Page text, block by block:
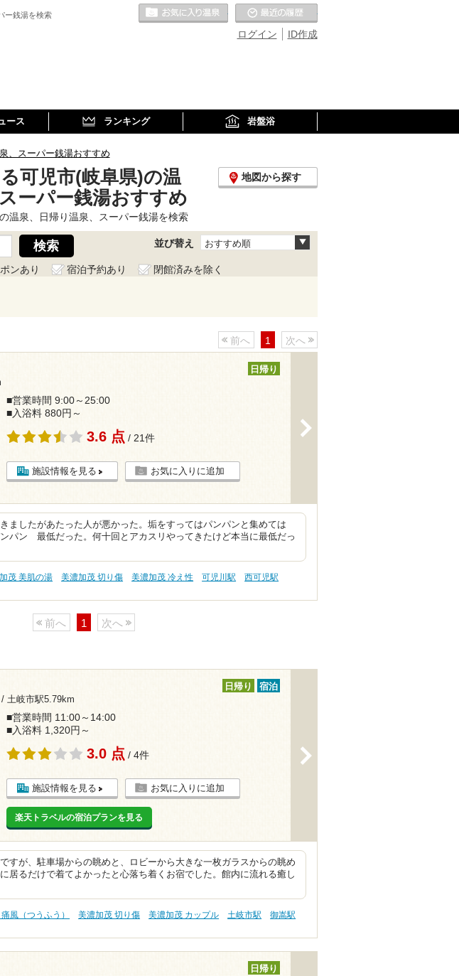
ー銭湯を検索
ID作成
ログイン
お気に入りの温泉
ース ランキング 岩盤浴
、スーパー銭湯おすすめ
可児市(岐阜県)の温
ーパー銭湯おすすめ
地図から探す
温泉、日帰り温泉、スーパー銭湯を検索
並び替え おすすめ順
ンあり 宿泊予約あり
閉館済みを除く
前へ 1 次へ
日帰り
■営業時間 9:00～25:00
■入浴料 880円～
3.6 点 / 21件
施設情報を見る お気に入りに追加
ましたがあたった人が悪かった。垢をすってはパンパンと集めては
パン 最低だった。何十回とアカスリやってきたけど本当に最低だっ
茂 美肌の湯 美濃加茂 切り傷 美濃加茂 冷え性 可児川駅
西可児駅
前へ 1 次へ
/ 土岐市駅5.79km
日帰り 宿泊
■営業時間 11:00～14:00
■入浴料 1,320円～
3.0 点 / 4件
施設情報を見る お気に入りに追加
楽天トラベルの宿泊プランを見る
すが、駐車場からの眺めと、ロビーから大きな一枚ガラスからの眺め
居るだけで着てよかったと心落ち着くお宿でした。館内に流れる癒し
風（つうふう） 美濃加茂 切り傷 美濃加茂 カップル 土岐市駅
御嵩駅
日帰り